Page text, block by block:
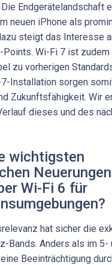
Endgerätelandschaft
neuen iPhone als
steigt das Interesse
Points. Wi-Fi 7 ist zudem
zu vorherigen
Installation sorgen
Zukunftsfähigkeit. Wir
dieses und des
wichtigsten
Wi-Fi 6 für
hat sicher die
Bands. Anders als im 5-
Beeinträchtigung